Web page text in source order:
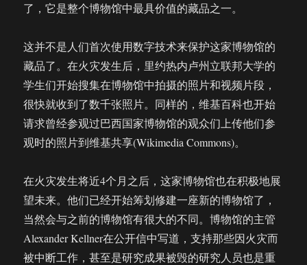
了，它是整个博物馆中最具价值的藏品之一。
这并不是人们首次使用数字技术来保护这家博物馆的
藏品了。在火灾发生后，里约热内卢州立联邦大学的
学生们开始搜集在博物馆中拍摄的照片和视频片段，
很快就收到了数千张照片。同样的，维基百科也开始
请求曾经参观过巴西国家博物馆的观众们上传他们参
观时的照片到维基共享(Wikimedia Commons)。
在火灾发生将近4个月之后，这家博物馆也在积极地展
望未来。他们已经开始筹划修建一座新的博物馆了，
当然会与之前的博物馆有很大的不同。博物馆的主管
Alexander Kellner在公开信中写道，支持那些因火灾而
被中断工作，甚至是研究成果被毁的研究人员也是重